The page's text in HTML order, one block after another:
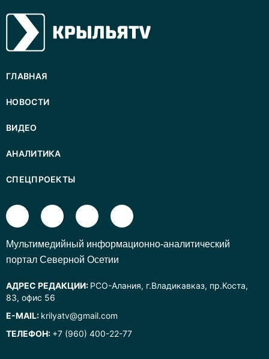
ГЛАВНАЯ
НОВОСТИ
ВИДЕО
АНАЛИТИКА
СПЕЦПРОЕКТЫ
Mультимедийный информационно-аналитический
портал Северной Осетии
АДРЕС РЕДАКЦИИ: РСО-Алания, г.Владикавказ, пр.Коста,
83, офис 56
E-MAIL: krilyatv@gmail.com
ТЕЛЕФОН: +7 (960) 400-22-77